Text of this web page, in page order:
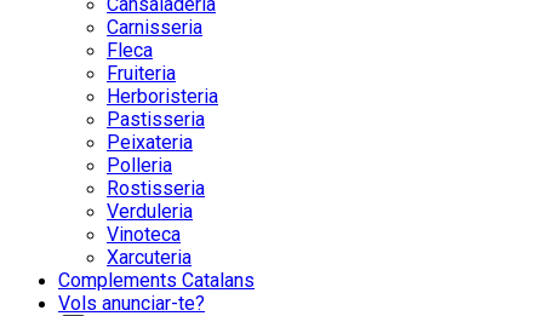
Carnisseria
Fleca
Fruiteria
Herboristeria
Pastisseria
Peixateria
Polleria
Rostisseria
Verduleria
Vinoteca
Xarcuteria
Complements Catalans
Vols anunciar-te?